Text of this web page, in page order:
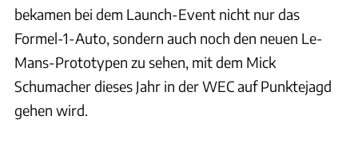
bekamen bei dem Launch-Event nicht nur das
Formel-1-Auto, sondern auch noch den neuen Le-
Mans-Prototypen zu sehen, mit dem Mick
Schumacher dieses Jahr in der WEC auf Punktejagd
gehen wird.